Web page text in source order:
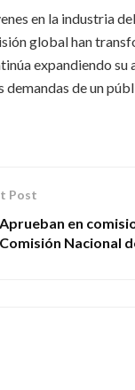
en la industria
global han
expandiendo su
de un
Post
Aprueban en
Comisión Nacional